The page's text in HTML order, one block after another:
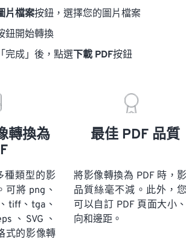
片檔案按鈕，選擇您的圖片檔案
鈕開始轉換
完成」後，點選 下載 PDF按鈕
轉換為
種類型的影
可將 png、
tiff、tga、
、SVG、
式的影像轉
最佳 PDF 品質
將影像轉換為 PDF 時，
品質絲毫不減。此外，
可以自訂 PDF 頁面大小
向和邊距。